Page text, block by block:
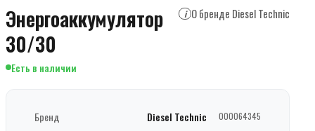
Энергоаккумулятор
30/30
i О бренде Diesel Technic
Есть в наличии
Бренд Diesel Technic 000064345